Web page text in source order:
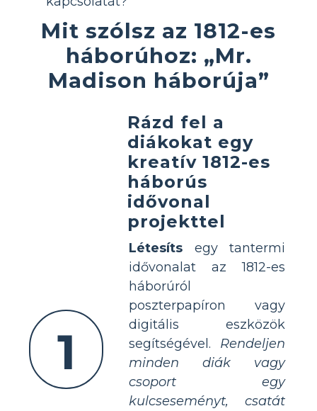
Mit szólsz az 1812-es
háborúhoz: „Mr.
Madison háborúja”
1
Rázd fel a
diákokat egy
kreatív 1812-es
háborús
idővonal
projekttel
Létesíts egy tantermi
idővonalat az 1812-es
háborúról
poszterpapíron vagy
digitális eszközök
segítségével. Rendeljen
minden diák vagy
csoport egy
kulcseseményt, csatát